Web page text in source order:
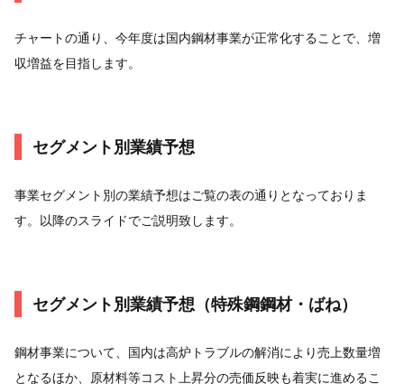
チャートの通り、今年度は国内鋼材事業が正常化することで、増
収増益を目指します。
セグメント別業績予想
事業セグメント別の業績予想はご覧の表の通りとなっておりま
す。以降のスライドでご説明致します。
セグメント別業績予想（特殊鋼鋼材・ばね）
鋼材事業について、国内は高炉トラブルの解消により売上数量増
となるほか、原材料等コスト上昇分の売価反映も着実に進めるこ